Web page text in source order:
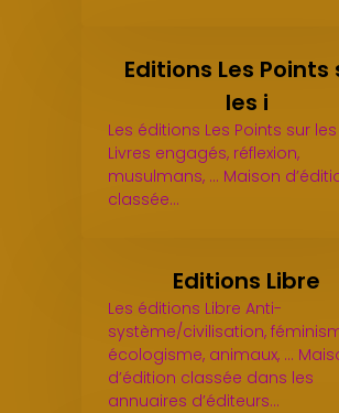
Editions Les Points
les i
Les éditions Les Points sur les
Livres engagés, réflexion,
musulmans, ... Maison
classée…
Editions Libre
Les éditions Libre Anti-
système/civilisation,
écologisme, animaux, ...
d’édition classée dans les
annuaires d’éditeurs…